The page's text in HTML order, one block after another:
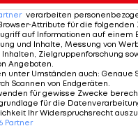
von Dominik
scheitert TSV-
Steckpass an
Nachschuss
Tor kann Austria-
Körpereinsatz
verarbeiten
Attribute für die folgenden
auf Informationen auf einem
und Inhalte, Messung von
Zielgruppenforschung
Angeboten.
unter Umständen auch: Genaue
Scannen von Endgeräten.
für gewisse Zwecke
für die
Ihr Widerspruchsrecht
Partner